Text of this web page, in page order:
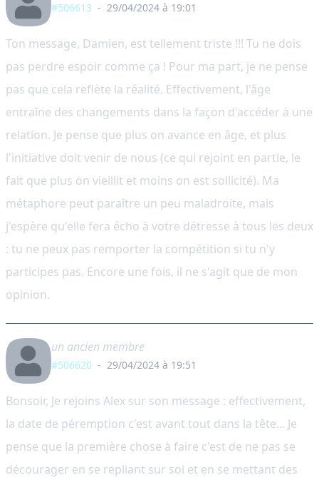
#506613 - 29/04/2024 à 19:01
Ton message, Damien, est tellement triste !!! Tu ne dois
pas perdre espoir comme ça ! Pour ma part, je ne pense
pas que cela reflète la réalité. Effectivement, l'âge
entraîne des changements dans la façon d'accéder à une
relation. Je pense que plus on avance en âge, et plus
l'initiative doit venir de nous (ce qui rejoint en partie, le
fait que plus on vieillit et moins on est sollicité). Ma
métaphore peut paraître un peu maladroite, mais
j'espère qu'elle fera écho à votre détresse à tous les deux
: tu ne peux pas remporter la compétition si tu n'y
participes pas. Encore une fois, il ne s'agit que de mon
opinion.
un ancien membre
#506620 - 29/04/2024 à 19:51
Bonsoir, Je rejoins Alex sur son message : effectivement,
la date de péremption c'est avant tout dans la tête... Je
pense que la première chose à faire c'est de ne pas se
décourager en se repliant sur soi et en se mettant des